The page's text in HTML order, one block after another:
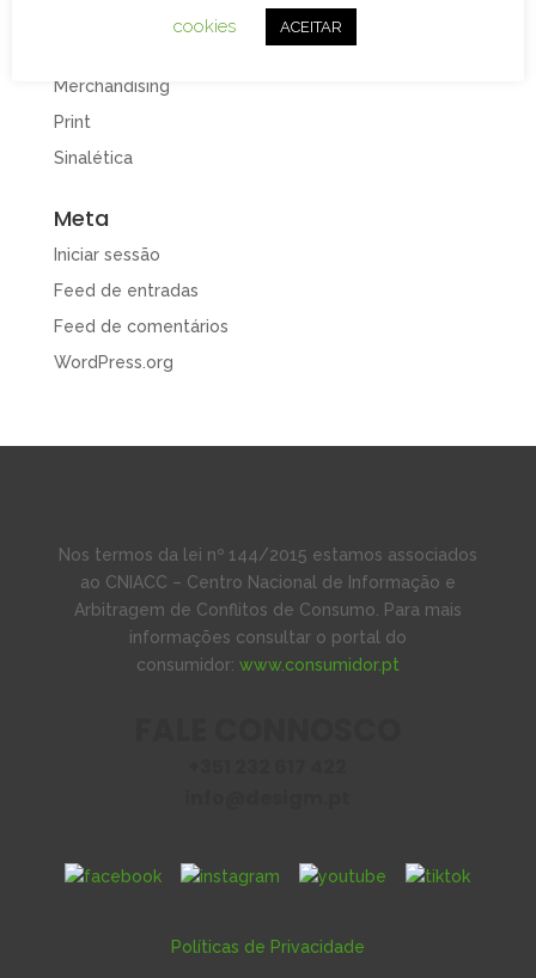
Merchandising
Print
Sinalética
Meta
Iniciar sessão
Feed de entradas
Feed de comentários
WordPress.org
Nos termos da lei nº 144/2015 estamos associados
ao CNIACC – Centro Nacional de Informação e
Arbitragem de Conflitos de Consumo. Para mais
informações consultar o portal do
consumidor: www.consumidor.pt
Políticas de Privacidade
cookies
ACEITAR